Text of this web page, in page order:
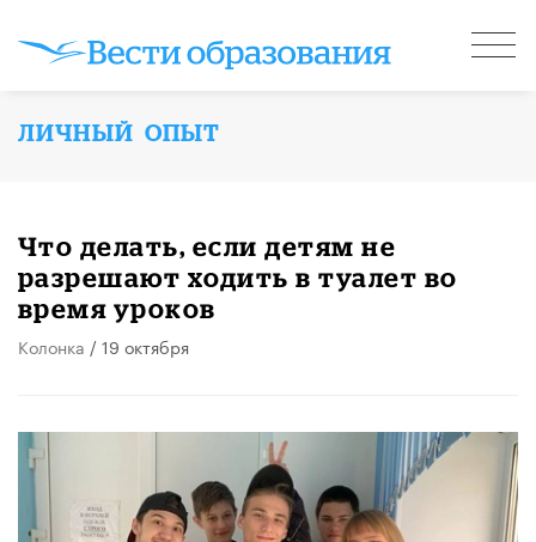
ЛИЧНЫЙ ОПЫТ
Что делать, если детям не
разрешают ходить в туалет во
время уроков
Колонка / 19 октября